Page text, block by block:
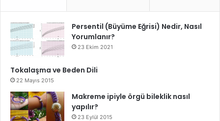
Persentil (Büyüme Eğrisi) Nedir, Nasıl
Yorumlanır?
23 Ekim 2021
Tokalaşma ve Beden Dili
22 Mayıs 2015
Makreme ipiyle örgü bileklik nasıl
yapılır?
23 Eylül 2015